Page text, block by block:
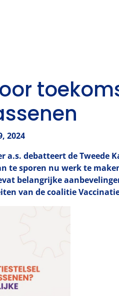
2024
a.s. debatteert de
te sporen nu werk te
belangrijke
van de coalitie